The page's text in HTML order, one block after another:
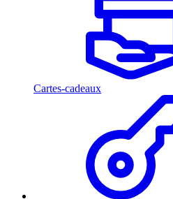
Cartes-cadeaux